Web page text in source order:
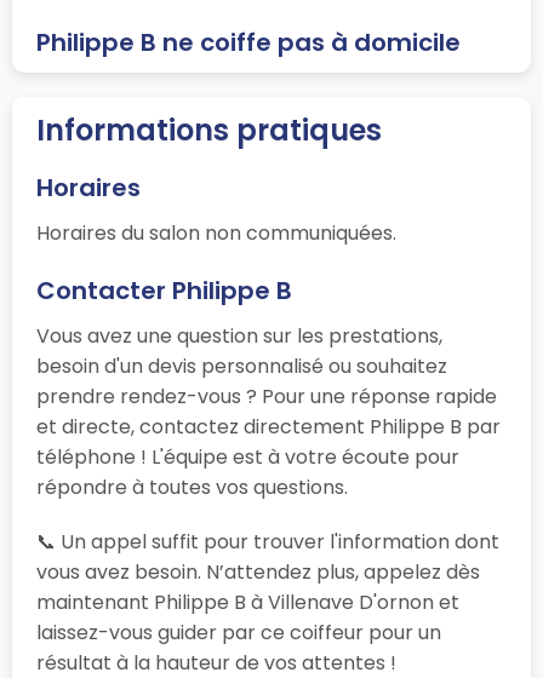
Philippe B ne coiffe pas à domicile
Informations pratiques
Horaires
Horaires du salon non communiquées.
Contacter Philippe B
Vous avez une question sur les prestations,
besoin d'un devis personnalisé ou souhaitez
prendre rendez-vous ? Pour une réponse rapide
et directe, contactez directement Philippe B par
téléphone ! L'équipe est à votre écoute pour
répondre à toutes vos questions.
📞 Un appel suffit pour trouver l'information dont
vous avez besoin. N’attendez plus, appelez dès
maintenant Philippe B à Villenave D'ornon et
laissez-vous guider par ce coiffeur pour un
résultat à la hauteur de vos attentes !